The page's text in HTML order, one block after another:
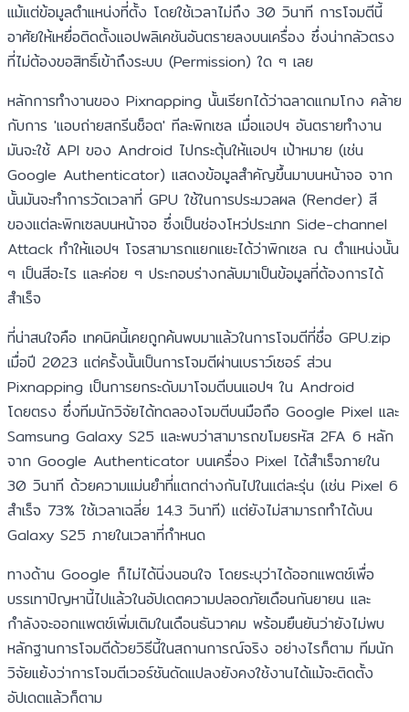
แม้แต่ข้อมูลตำแหน่งที่ตั้ง โดยใช้เวลาไม่ถึง 30 วินาที การโจมตีนี้
อาศัยให้เหยื่อติดตั้งแอปพลิเคชันอันตรายลงบนเครื่อง ซึ่งน่ากลัวตรง
ที่ไม่ต้องขอสิทธิ์เข้าถึงระบบ (Permission) ใด ๆ เลย
หลักการทำงานของ Pixnapping นั้นเรียกได้ว่าฉลาดแกมโกง คล้าย
กับการ 'แอบถ่ายสกรีนช็อต' ทีละพิกเซล เมื่อแอปฯ อันตรายทำงาน
มันจะใช้ API ของ Android ไปกระตุ้นให้แอปฯ เป้าหมาย (เช่น
Google Authenticator) แสดงข้อมูลสำคัญขึ้นมาบนหน้าจอ จาก
นั้นมันจะทำการวัดเวลาที่ GPU ใช้ในการประมวลผล (Render) สี
ของแต่ละพิกเซลบนหน้าจอ ซึ่งเป็นช่องโหว่ประเภท Side-channel
Attack ทำให้แอปฯ โจรสามารถแยกแยะได้ว่าพิกเซล ณ ตำแหน่งนั้น
ๆ เป็นสีอะไร และค่อย ๆ ประกอบร่างกลับมาเป็นข้อมูลที่ต้องการได้
สำเร็จ
ที่น่าสนใจคือ เทคนิคนี้เคยถูกค้นพบมาแล้วในการโจมตีที่ชื่อ GPU.zip
เมื่อปี 2023 แต่ครั้งนั้นเป็นการโจมตีผ่านเบราว์เซอร์ ส่วน
Pixnapping เป็นการยกระดับมาโจมตีบนแอปฯ ใน Android
โดยตรง ซึ่งทีมนักวิจัยได้ทดลองโจมตีบนมือถือ Google Pixel และ
Samsung Galaxy S25 และพบว่าสามารถขโมยรหัส 2FA 6 หลัก
จาก Google Authenticator บนเครื่อง Pixel ได้สำเร็จภายใน
30 วินาที ด้วยความแม่นยำที่แตกต่างกันไปในแต่ละรุ่น (เช่น Pixel 6
สำเร็จ 73% ใช้เวลาเฉลี่ย 14.3 วินาที) แต่ยังไม่สามารถทำได้บน
Galaxy S25 ภายในเวลาที่กำหนด
ทางด้าน Google ก็ไม่ได้นิ่งนอนใจ โดยระบุว่าได้ออกแพตช์เพื่อ
บรรเทาปัญหานี้ไปแล้วในอัปเดตความปลอดภัยเดือนกันยายน และ
กำลังจะออกแพตช์เพิ่มเติมในเดือนธันวาคม พร้อมยืนยันว่ายังไม่พบ
หลักฐานการโจมตีด้วยวิธีนี้ในสถานการณ์จริง อย่างไรก็ตาม ทีมนัก
วิจัยแย้งว่าการโจมตีเวอร์ชันดัดแปลงยังคงใช้งานได้แม้จะติดตั้ง
อัปเดตแล้วก็ตาม